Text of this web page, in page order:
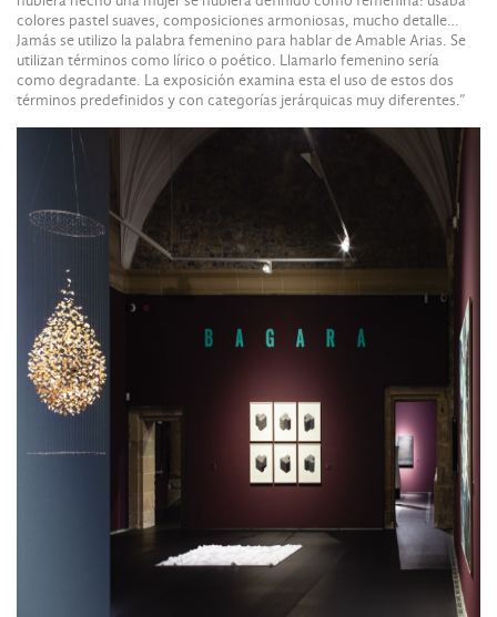
colores pastel suaves, composiciones armoniosas, mucho detalle…
Jamás se utilizo la palabra femenino para hablar de Amable Arias. Se
utilizan términos como lírico o poético. Llamarlo femenino sería
como degradante. La exposición examina esta el uso de estos dos
términos predefinidos y con categorías jerárquicas muy diferentes.”